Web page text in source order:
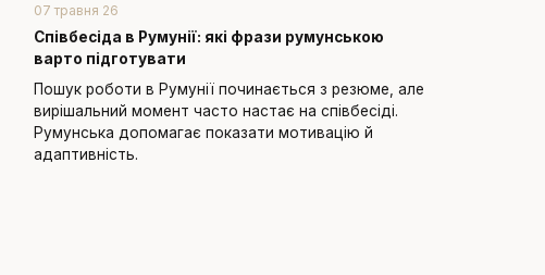
07 травня 26
Співбесіда в Румунії: які фрази румунською
варто підготувати
Пошук роботи в Румунії починається з резюме, але
вирішальний момент часто настає на співбесіді.
Румунська допомагає показати мотивацію й
адаптивність.